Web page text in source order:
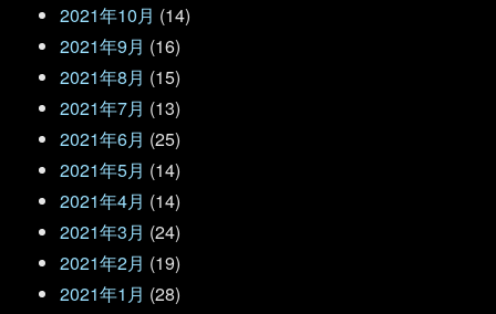
2021年10月 (14)
2021年9月 (16)
2021年8月 (15)
2021年7月 (13)
2021年6月 (25)
2021年5月 (14)
2021年4月 (14)
2021年3月 (24)
2021年2月 (19)
2021年1月 (28)